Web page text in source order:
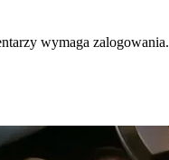
wymaga zalogowania.